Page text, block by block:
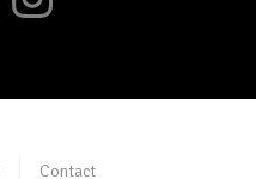
Contact